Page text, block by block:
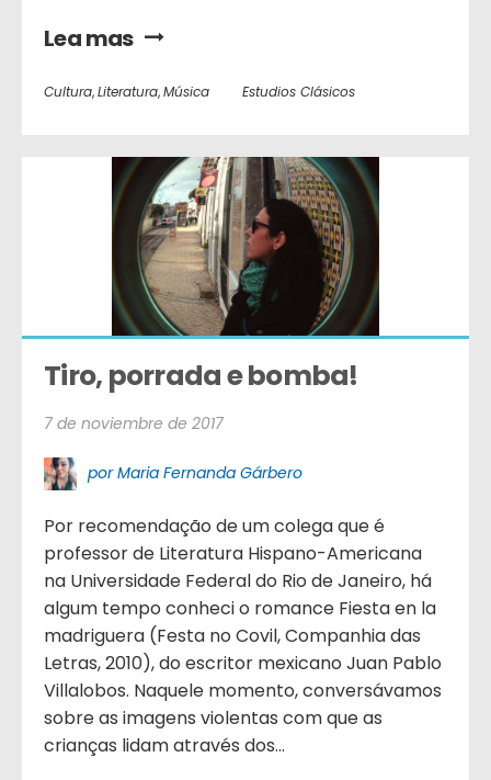
Lea mas
Cultura,Literatura,Música Estudios Clásicos
Tiro, porrada e bomba!
7 de noviembre de 2017
por Maria Fernanda Gárbero
Por recomendação de um colega que é
professor de Literatura Hispano-Americana
na Universidade Federal do Rio de Janeiro, há
algum tempo conheci o romance Fiesta en la
madriguera (Festa no Covil, Companhia das
Letras, 2010), do escritor mexicano Juan Pablo
Villalobos. Naquele momento, conversávamos
sobre as imagens violentas com que as
crianças lidam através dos...